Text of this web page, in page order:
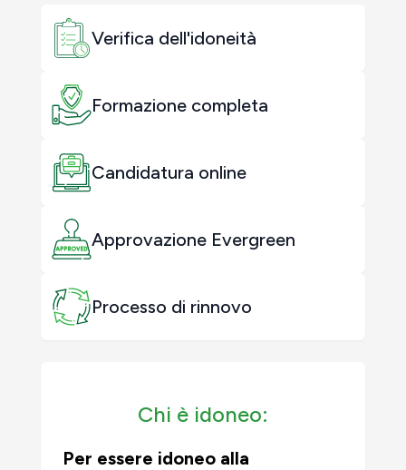
Verifica dell'idoneità
Formazione completa
Candidatura online
Approvazione Evergreen
Processo di rinnovo
Chi è idoneo:
Per essere idoneo alla